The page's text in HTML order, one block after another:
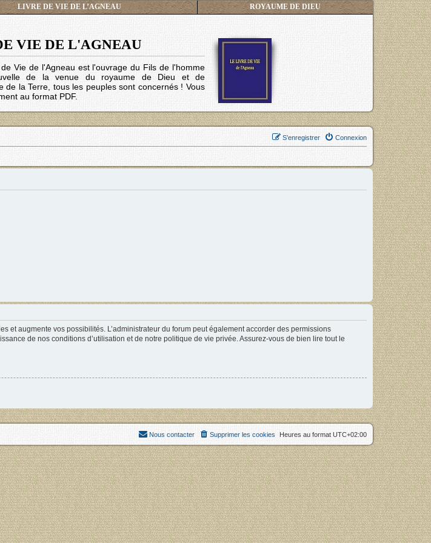
LIVRE DE VIE DE L’AGNEAU ROYAUME DE DIEU
VIE DE L'AGNEAU
Vie de l'Agneau est l'ouvrage du Fils de l'homme
de la venue du royaume de Dieu et de
la Terre, tous les peuples sont concernés ! Vous
au format PDF.
Connexion
S’enregistrer
et augmente vos possibilités. L’administrateur du forum peut également accorder des permissions
de nos conditions d’utilisation et de notre politique de vie privée. Assurez-vous de bien lire tout le
Heures au format UTC+02:00
Supprimer les cookies
Nous contacter